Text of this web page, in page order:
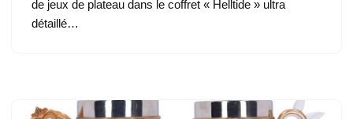
de jeux de plateau dans le coffret « Helltide » ultra
détaillé…